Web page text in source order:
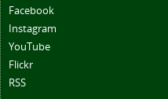
Facebook
Instagram
YouTube
Flickr
RSS